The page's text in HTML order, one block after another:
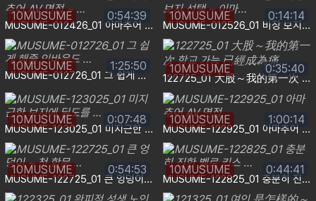
MUSUME-012426_01 아마추어 AV 면접 ~ …
10MUSUME 0:54:39
MUSUME-012526_01 비장 보지 선택 ~ 이마…
10MUSUME 0:14:14
MUSUME-012726_01 그 쉽게 해줄 인바운드 …
10MUSUME 1:25:50
122725_01 大股～我的第一次 항교 가능 已經成為痛…
10MUSUME 0:35:40
MUSUME-123025_01 미지근한 보지에 딜도를 …
10MUSUME 0:07:48
MUSUME-122925_01 아마추어 AV 면접
10MUSUME 1:00:14
MUSUME-122725_01 큰 엉덩이 ~ 첫 항문 …
10MUSUME 0:54:53
MUSUME-122825_01 충분히 진한 벨로 키스 …
10MUSUME 0:44:41